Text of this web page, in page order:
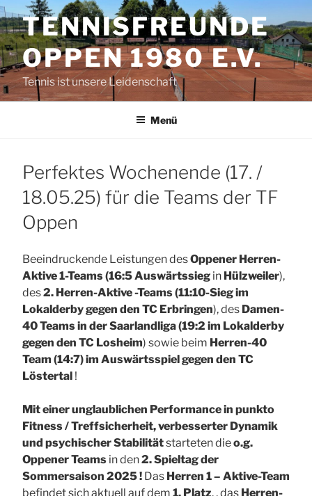
Zum
Inhalt
springenTENNISFREUNDE
OPPEN 1980 E.V.
Tennis ist unsere Leidenschaft
Menü
Perfektes Wochenende (17. /
18.05.25) für die Teams der TF
Oppen
Beeindruckende Leistungen desOppener Herren-
Aktive 1-Teams (16:5 Auswärtssieg in Hülzweiler),
des2. Herren-Aktive -Teams (11:10-Sieg im
Lokalderby gegen den TC Erbringen), des Damen-
40 Teams in der Saarlandliga (19:2 im Lokalderby
gegen den TC Losheim) sowie beim Herren-40
Team (14:7) im Auswärtsspiel gegen den TC
Löstertal !
Mit einer unglaublichen Performance in punkto
Fitness / Treffsicherheit, verbesserter Dynamik
und psychischer Stabilitätstarteten dieo.g.
Oppener Teams in den2. Spieltag der
Sommersaison 2025 ! Das Herren 1 – Aktive-Team
befindet sich aktuell auf dem 1. Platz. , das Herren-